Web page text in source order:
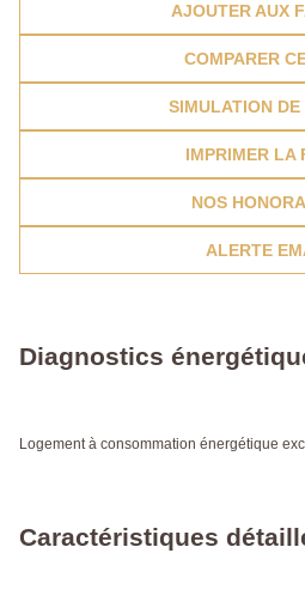
AJOUTER AUX
COMPARER
SIMULATION DE
IMPRIMER LA
NOS
ALERTE
Diagnostics
Logement à consommation énergétique
Caractéristiques